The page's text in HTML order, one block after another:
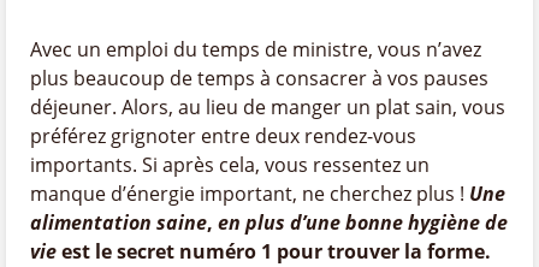
Avec un emploi du temps de ministre, vous n’avez
plus beaucoup de temps à consacrer à vos pauses
déjeuner. Alors, au lieu de manger un plat sain, vous
préférez grignoter entre deux rendez-vous
importants. Si après cela, vous ressentez un
manque d’énergie important, ne cherchez plus ! Une
alimentation saine, en plus d’une bonne hygiène de
vieest le secret numéro 1 pour trouver la forme.